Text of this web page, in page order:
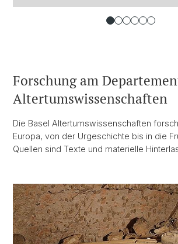
Forschung am
Altertumswissenschaften
Die Basel Altertumswissenschaften
Europa, von der Urgeschichte bis in die
Quellen sind Texte und materielle